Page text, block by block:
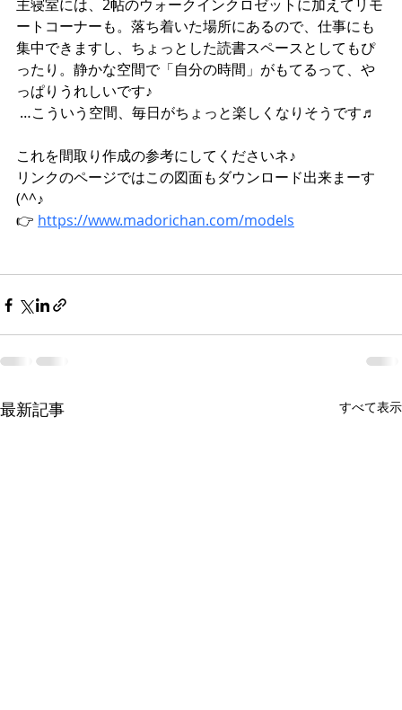
主寝室には、2帖のウォークインクロゼットに加えてリモ
ートコーナーも。落ち着いた場所にあるので、仕事にも
集中できますし、ちょっとした読書スペースとしてもぴ
ったり。静かな空間で「自分の時間」がもてるって、や
っぱりうれしいです♪
…こういう空間、毎日がちょっと楽しくなりそうです♬
これを間取り作成の参考にしてくださいネ♪
リンクのページではこの図面もダウンロード出来まーす
(^^♪
👉 https://www.madorichan.com/models
最新記事 すべて表示